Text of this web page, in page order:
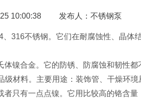
25 10:00:38 发布人：不锈钢泵
316不锈钢。它们在耐腐蚀性、晶体
镍合金。它的防锈、防腐蚀和韧性
材料。主要用途：装饰管、干燥环境
只有一点点镍。它用比较高的铬含量